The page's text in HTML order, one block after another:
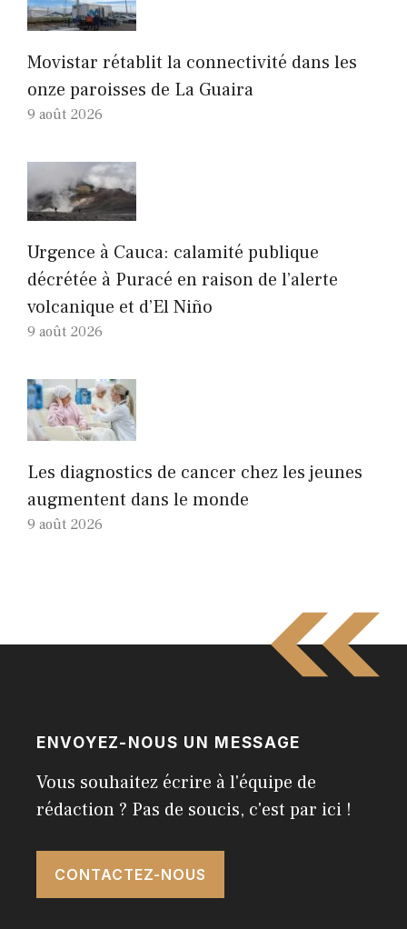
Movistar rétablit la connectivité dans les
onze paroisses de La Guaira
9 août 2026
Urgence à Cauca: calamité publique
décrétée à Puracé en raison de l’alerte
volcanique et d’El Niño
9 août 2026
Les diagnostics de cancer chez les jeunes
augmentent dans le monde
9 août 2026
ENVOYEZ-NOUS UN MESSAGE
Vous souhaitez écrire à l'équipe de
rédaction ? Pas de soucis, c'est par ici !
CONTACTEZ-NOUS